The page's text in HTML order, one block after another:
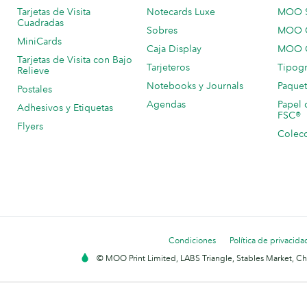
Tarjetas de Visita
Cuadradas
MiniCards
Tarjetas de Visita con Bajo
Relieve
Postales
Adhesivos y Etiquetas
Flyers
Notecards Luxe
Sobres
Caja Display
Tarjeteros
Notebooks y Journals
Agendas
MOO
MOO
MOO
Papel
FSC®
Condiciones
Política de
© MOO Print Limited, LABS Triangle, Stables Market,